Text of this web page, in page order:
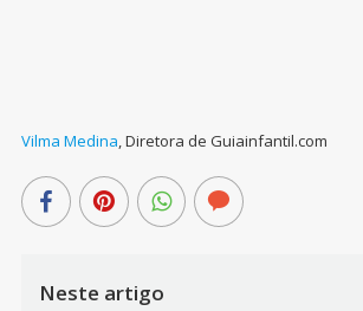
Vilma Medina,Diretora de Guiainfantil.com
Neste artigo